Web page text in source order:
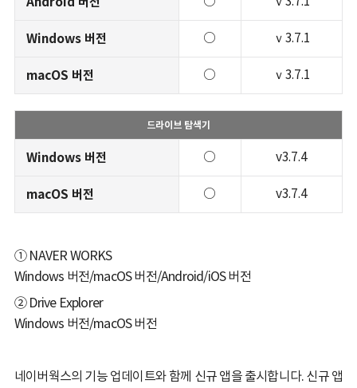
Windows 버전 ○ ｖ3.7.1
macOS 버전 ○ ｖ3.7.1
드라이브 탐색기
Windows 버전 ○ v3.7.4
macOS 버전 ○ v3.7.4
① NAVER WORKS
Windows 버전/macOS 버전/Android/iOS 버전
② Drive Explorer
Windows 버전/macOS 버전
네이버웍스의 기능 업데이트와 함께 신규 앱을 출시합니다. 신규 앱